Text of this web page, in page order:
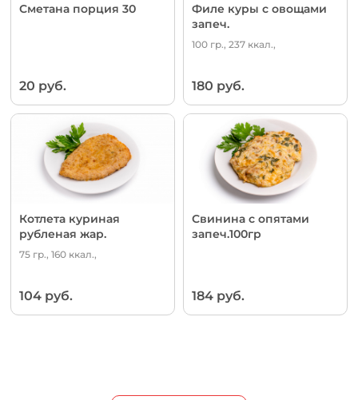
Сметана порция 30
20 руб.
Филе куры с овощами
запеч.
100 гр., 237 ккал.,
180 руб.
Котлета куриная
рубленая жар.
75 гр., 160 ккал.,
104 руб.
Свинина с опятами
запеч.100гр
184 руб.